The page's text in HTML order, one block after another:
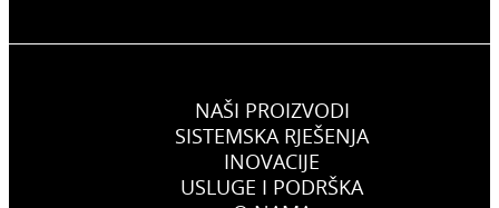
NAŠI PROIZVODI
SISTEMSKA RJEŠENJA
INOVACIJE
USLUGE I PODRŠKA